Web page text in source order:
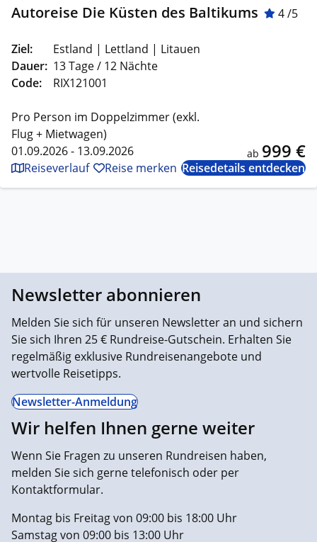
Autoreise Die Küsten des Baltikums 4 /5
Ziel:
Estland | Lettland | Litauen
Dauer: 13 Tage / 12 Nächte
Code:
RIX121001
Pro Person im Doppelzimmer (exkl.
Flug + Mietwagen)
01.09.2026 - 13.09.2026
ab 999 €
Reiseverlauf Reise merken Reisedetails entdecken
Newsletter abonnieren
Melden Sie sich für unseren Newsletter an und sichern
Sie sich Ihren 25 € Rundreise-Gutschein. Erhalten Sie
regelmäßig exklusive Rundreisenangebote und
wertvolle Reisetipps.
Newsletter-Anmeldung
Wir helfen Ihnen gerne weiter
Wenn Sie Fragen zu unseren Rundreisen haben,
melden Sie sich gerne telefonisch oder per
Kontaktformular.
Montag bis Freitag von 09:00 bis 18:00 Uhr
Samstag von 09:00 bis 13:00 Uhr